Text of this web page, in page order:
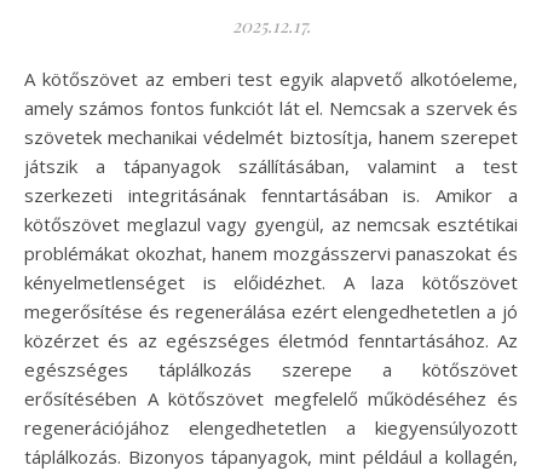
2025.12.17.
A kötőszövet az emberi test egyik alapvető alkotóeleme,
amely számos fontos funkciót lát el. Nemcsak a szervek és
szövetek mechanikai védelmét biztosítja, hanem szerepet
játszik a tápanyagok szállításában, valamint a test
szerkezeti integritásának fenntartásában is. Amikor a
kötőszövet meglazul vagy gyengül, az nemcsak esztétikai
problémákat okozhat, hanem mozgásszervi panaszokat és
kényelmetlenséget is előidézhet. A laza kötőszövet
megerősítése és regenerálása ezért elengedhetetlen a jó
közérzet és az egészséges életmód fenntartásához. Az
egészséges táplálkozás szerepe a kötőszövet
erősítésében A kötőszövet megfelelő működéséhez és
regenerációjához elengedhetetlen a kiegyensúlyozott
táplálkozás. Bizonyos tápanyagok, mint például a kollagén,